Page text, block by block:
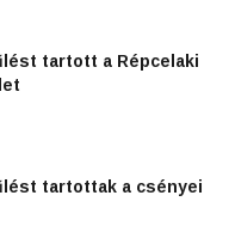
tartott a Répcelaki
tartottak a csényei